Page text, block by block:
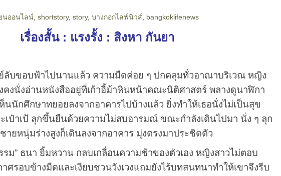
นออนไลน์ ,shortstory,story,บางกอกไลฟ์นิวส์ bangkoklifenews
เรื่องสั้น : แรงรั้ง : สิงหา กันยา
อบฟ้าไปนานแล้ว ความมืดค่อย ๆ ปกคลุมทั่วอาณาบริเวณ หญิง
คงนั่งอ่านหนังสืออยู่ที่เก้าอี้ม้าหินหน้าคณะนิติศาสตร์ พลางดูนาฬิกา
นนักศึกษาทยอยลงจากอาคารไปบ้างแล้ว ยิ่งทำให้เธอนั่งไม่เป็นสุข
เป๋าเป้ ลุกขึ้นยืนด้วยความไม่สบอารมณ์ ขณะกำลังเดินไปมา นั่ง ๆ ลุก
ายหนุ่มร่างสูงก็เดินลงจากอาคาร มุ่งตรงมาประชิดตัว
ธนา ยิ้มหวาน กลบเกลื่อนความช้าของตัวเอง หญิงสาวไม่ตอบ
รอบข้างมืดและเงียบชวนวังเวงแถมยังไร้บทสนทนาทำให้เขาจึงรีบ